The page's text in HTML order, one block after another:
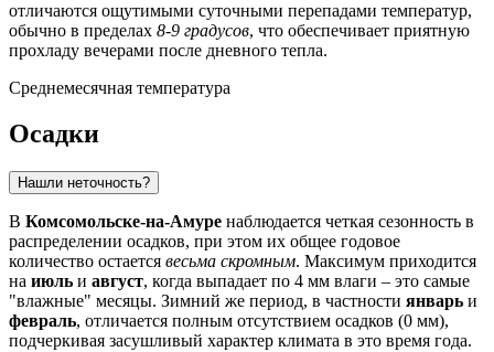
отличаются ощутимыми суточными перепадами температур,
обычно в пределах 8-9 градусов, что обеспечивает приятную
прохладу вечерами после дневного тепла.
Среднемесячная температура
Осадки
Нашли неточность?
В Комсомольске-на-Амуре наблюдается четкая сезонность в
распределении осадков, при этом их общее годовое
количество остается весьма скромным. Максимум приходится
на июль и август, когда выпадает по 4 мм влаги – это самые
"влажные" месяцы. Зимний же период, в частности январь и
февраль, отличается полным отсутствием осадков (0 мм),
подчеркивая засушливый характер климата в это время года.